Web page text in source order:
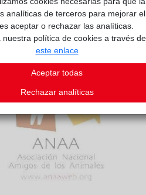
analíticas de terceros para mejorar el
aceptar o rechazar las analíticas.
nuestra política de cookies a través de
este enlace
Aceptar todas
Rechazar analíticas